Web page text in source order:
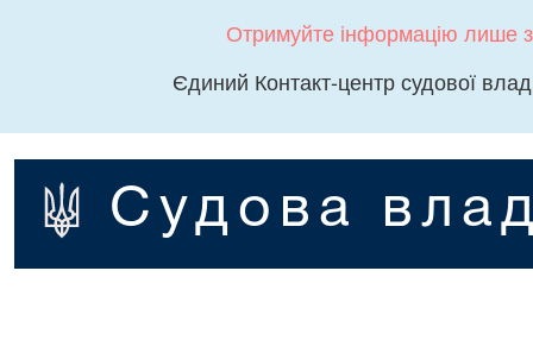
Отримуйте інформацію лише
Єдиний Контакт-центр судової
Судова